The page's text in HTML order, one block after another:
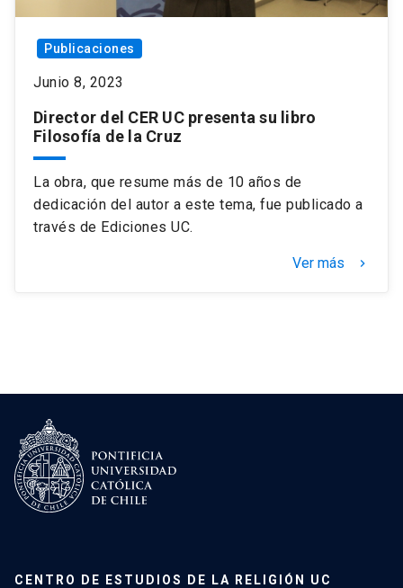
Publicaciones
Junio 8, 2023
Director del CER UC presenta su libro
Filosofía de la Cruz
La obra, que resume más de 10 años de
dedicación del autor a este tema, fue publicado a
través de Ediciones UC.
Ver más keyboard_arrow_right
CENTRO DE ESTUDIOS DE LA RELIGIÓN UC